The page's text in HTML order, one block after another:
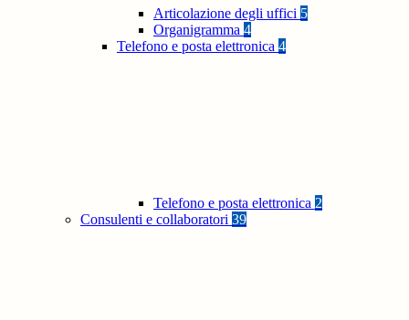
Articolazione degli uffici 5
Organigramma 4
Telefono e posta elettronica 4
Telefono e posta elettronica 2
Consulenti e collaboratori 39